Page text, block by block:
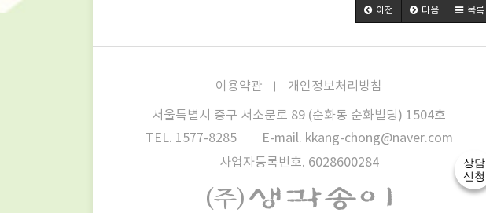
이전 다음 목록
이용약관 개인정보처리방침
서울특별시 중구 서소문로 89 (순화동 순화빌딩) 1504호
TEL. 1577-8285
E-mail. kkang-chong@naver.com
사업자등록번호. 6028600284
상담
신청